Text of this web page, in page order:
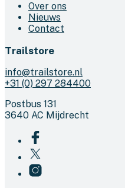
Over ons
Nieuws
Contact
Trailstore
info@trailstore.nl
+31 (0) 297 284400
Postbus 131
3640 AC Mijdrecht